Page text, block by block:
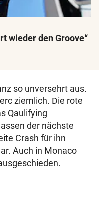
wieder den Groove“
so unversehrt aus.
ziemlich. Die rote
Qaulifying
der nächste
Crash für ihn
Auch in Monaco